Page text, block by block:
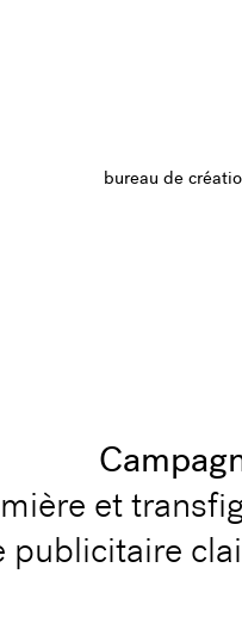
bureau de
et
publicitaire